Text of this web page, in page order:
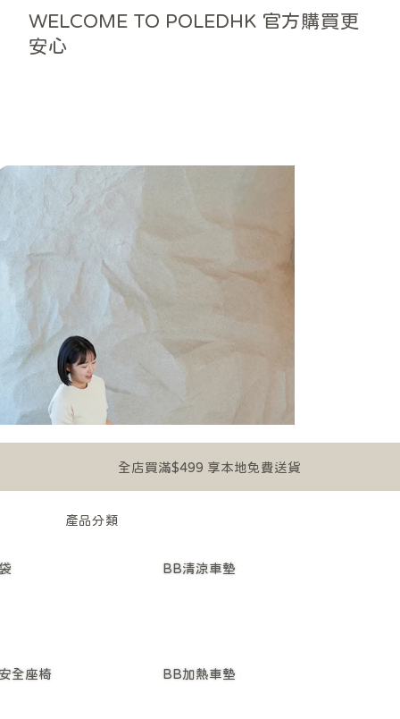
WELCOME TO POLEDHK 官方購買更
安心
全店買滿$499 享本地免費送貨
​產品分類
全座椅
BB清涼車墊
BB加熱車墊